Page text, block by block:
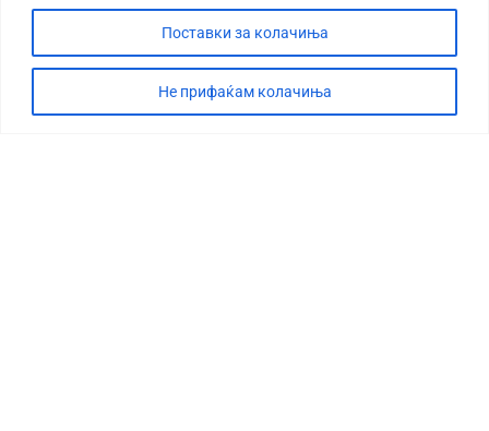
Поставки за колачиња
Не прифаќам колачиња